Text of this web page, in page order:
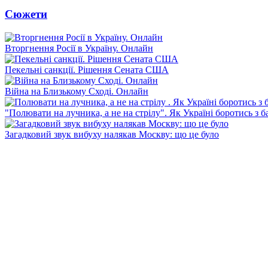
Сюжети
Вторгнення Росії в Україну. Онлайн
Пекельні санкції. Рішення Сената США
Війна на Близькому Сході. Онлайн
"Полювати на лучника, а не на стрілу". Як Україні боротись з
Загадковий звук вибуху налякав Москву: що це було